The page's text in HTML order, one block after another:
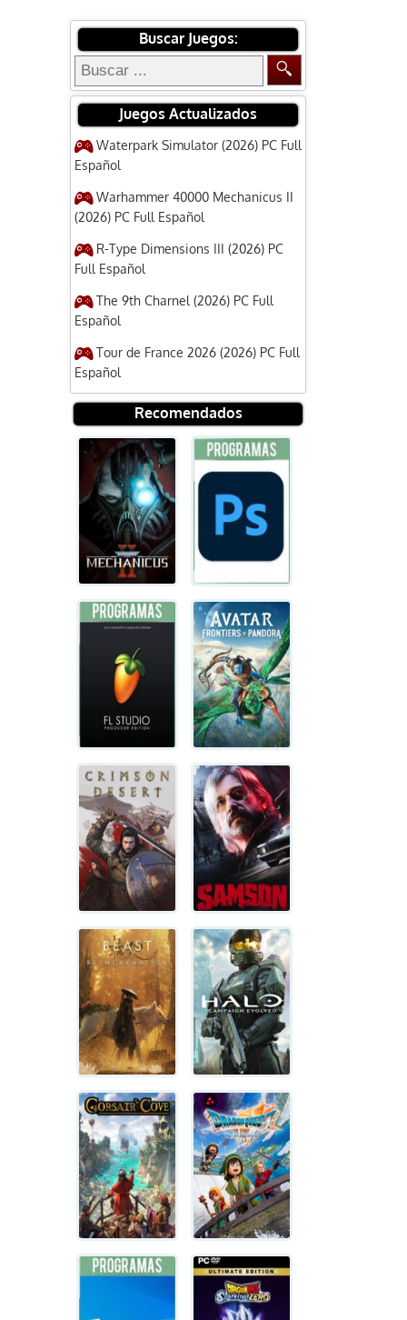
Buscar Juegos:
Juegos Actualizados
Waterpark Simulator (2026) PC Full
Español
Warhammer 40000 Mechanicus II
(2026) PC Full Español
R-Type Dimensions III (2026) PC
Full Español
The 9th Charnel (2026) PC Full
Español
Tour de France 2026 (2026) PC Full
Español
Recomendados